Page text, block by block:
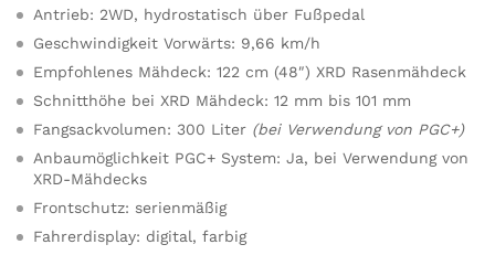
Antrieb: 2WD, hydrostatisch über Fußpedal
Geschwindigkeit Vorwärts: 9,66 km/h
Empfohlenes Mähdeck: 122 cm (48″) XRD Rasenmähdeck
Schnitthöhe bei XRD Mähdeck: 12 mm bis 101 mm
Fangsackvolumen: 300 Liter (bei Verwendung von PGC+)
Anbaumöglichkeit PGC+ System: Ja, bei Verwendung von
XRD-Mähdecks
Frontschutz: serienmäßig
Fahrerdisplay: digital, farbig